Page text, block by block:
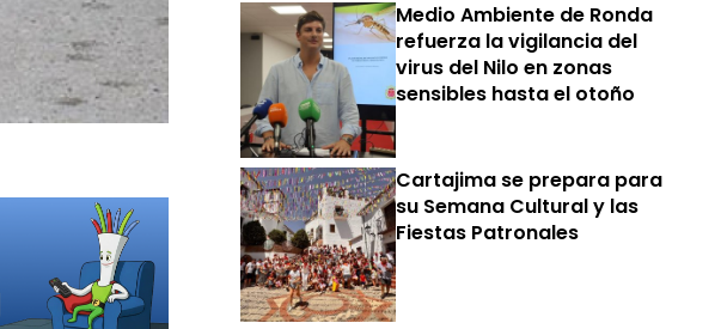
Medio Ambiente de Ronda
refuerza la vigilancia del
virus del Nilo en zonas
sensibles hasta el otoño
Cartajima se prepara para
su Semana Cultural y las
Fiestas Patronales